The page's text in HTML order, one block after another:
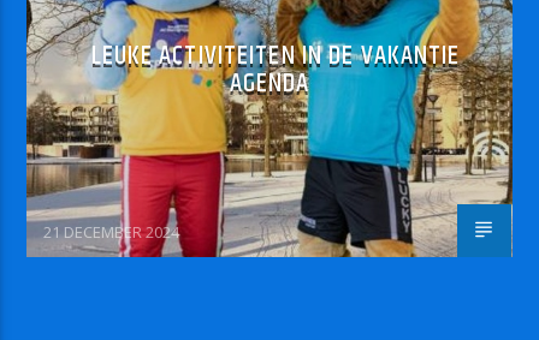
LEUKE ACTIVITEITEN IN DE VAKANTIE
AGENDA
21 DECEMBER 2024